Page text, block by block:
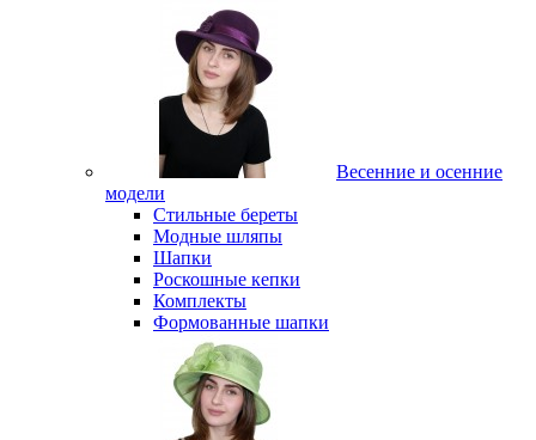
Весенние и осенние
модели
Стильные береты
Модные шляпы
Шапки
Роскошные кепки
Комплекты
Формованные шапки